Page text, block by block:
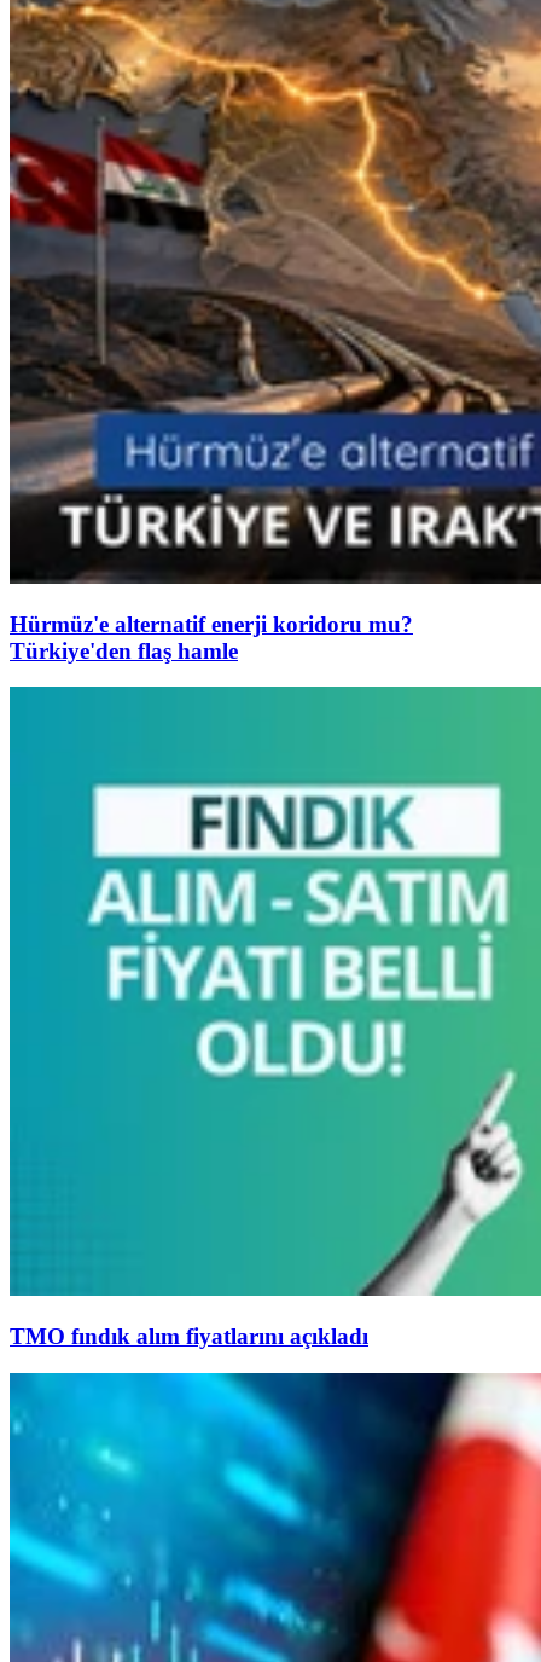
Hürmüz'e alternatif enerji koridoru mu?
Türkiye'den flaş hamle
TMO fındık alım fiyatlarını açıkladı